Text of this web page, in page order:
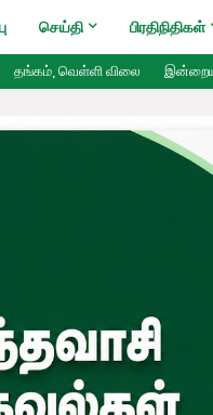
செய்தி பிரதிநிதிகள்
தங்கம், வெள்ளி விலை இன்றைய